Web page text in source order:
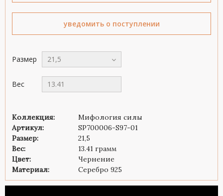
уведомить о поступлении
Размер 21,5
Вес 13.41
Коллекция:
Мифология силы
Артикул:
SP700006-S97-01
Размер:
21,5
Вес:
13.41 грамм
Цвет:
Чернение
Материал:
Серебро 925